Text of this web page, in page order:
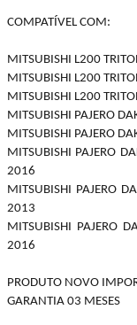
COMPATÍVEL COM:
MITSUBISHI L200
MITSUBISHI L200
MITSUBISHI L200
MITSUBISHI PAJERO
MITSUBISHI PAJERO
MITSUBISHI PAJERO
2016
MITSUBISHI PAJERO
2013
MITSUBISHI PAJERO
2016
PRODUTO NOVO
GARANTIA 03 MESES